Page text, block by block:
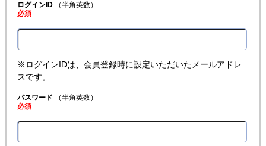
ログインID（半角英数）
必須
※ログインIDは、会員登録時に設定いただいたメールアドレ
スです。
パスワード （半角英数）
必須